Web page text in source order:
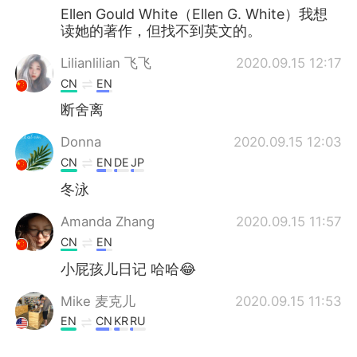
Ellen Gould White（Ellen G. White）我想
读她的著作，但找不到英文的。
Lilianlilian 飞飞 2020.09.15 12:17
CN EN
断舍离
Donna 2020.09.15 12:03
CN EN DEJP
冬泳
Amanda Zhang 2020.09.15 11:57
CN EN
小屁孩儿日记 哈哈😂
Mike 麦克儿 2020.09.15 11:53
EN CN KRRU